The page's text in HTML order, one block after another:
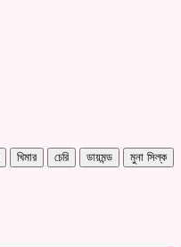
খিমার চেরি ডায়মন্ড
মুনা সিল্ক